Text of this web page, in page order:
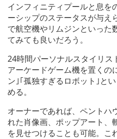
インフィニティプールと息を
ーシップのステータスが与え
で航空機やリムジンといった
てみても良いだろう。
24時間パーソナルスタイリス
アーケードゲーム機を置くの
ン｣｢孤独すぎるロボット｣と
める。
オーナーであれば、ペントハ
れた肖像画、ポップアート、
を見せつけることも可能。こ